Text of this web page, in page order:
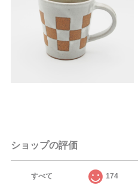
ショップの評価
すべて 174